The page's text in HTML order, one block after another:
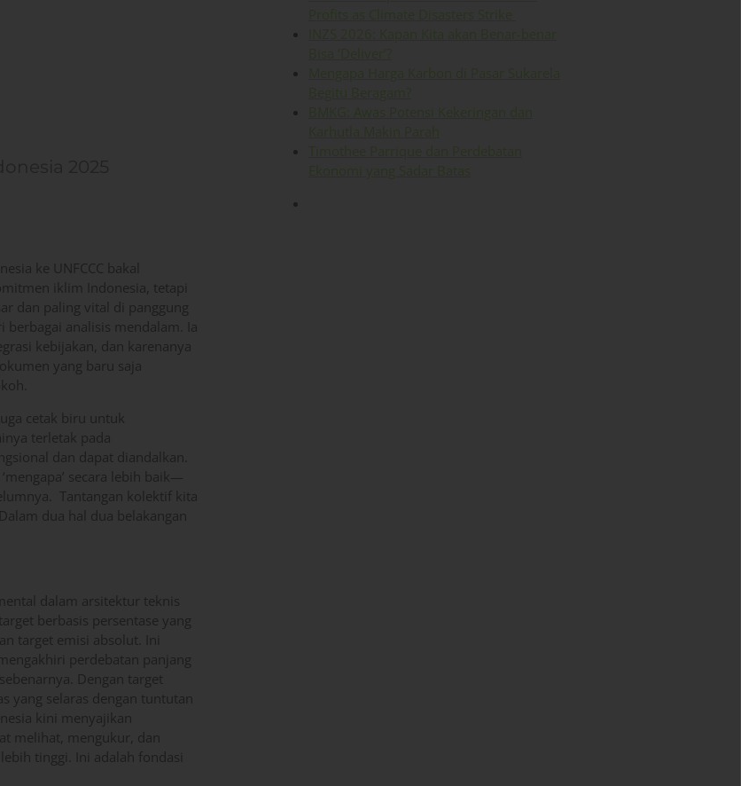
ke UNFCCC bakal
iklim Indonesia, tetapi
dan paling vital di panggung
berbagai analisis mendalam. Ia
kebijakan, dan karenanya
yang baru saja
cetak biru untuk
terletak pada
dan dapat diandalkan.
secara lebih baik—
Tantangan kolektif kita
dua hal dua belakangan
dalam arsitektur teknis
berbasis persentase yang
target emisi absolut. Ini
perdebatan panjang
Dengan target
yang selaras dengan tuntutan
kini menyajikan
melihat, mengukur, dan
tinggi. Ini adalah fondasi